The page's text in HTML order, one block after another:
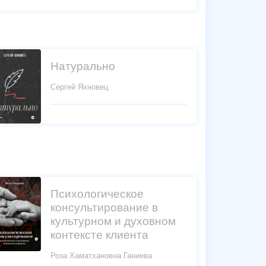
Натурально
Сергей Яхновец
Психологическое
консультирование в
культурном и духовном
контексте клиента
Роза Хаматхановна Ганиева